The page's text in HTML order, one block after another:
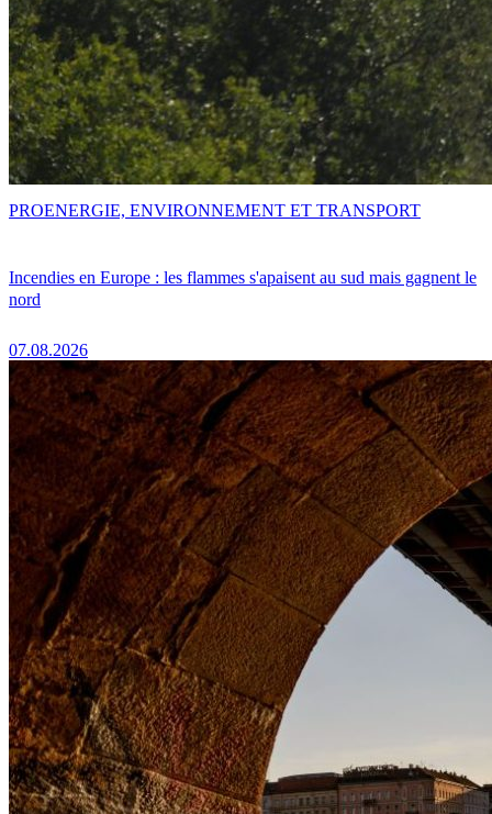
Incendies en Europe : les flammes s'apaisent au sud mais gagnent le
nord
07.08.2026
PROENERGIE, ENVIRONNEMENT ET TRANSPORT